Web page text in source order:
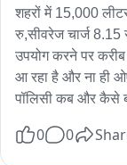
शहरों में 15,000
रु,सीवरेज चार्ज 8.15
उपयोग करने पर
आ रहा है और ना ही
पॉलिसी कब और कैसे
0 0